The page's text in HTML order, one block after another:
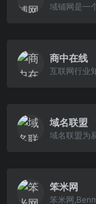
商中在线
域名联盟
笨米网